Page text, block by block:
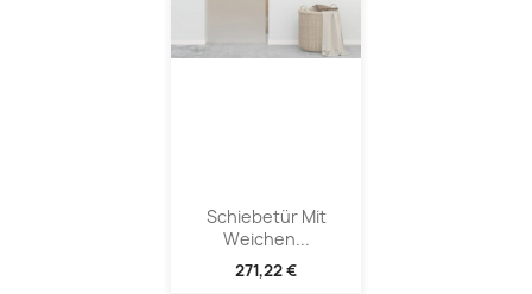
Schiebetür Mit
Weichen...
271,22 €